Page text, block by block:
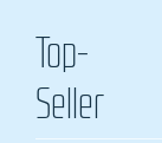
Top-
Seller